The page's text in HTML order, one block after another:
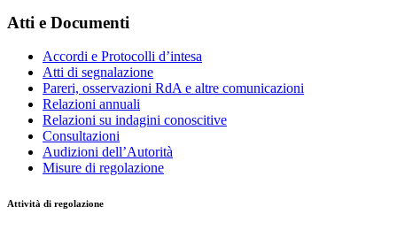
Atti e Documenti
Accordi e Protocolli d’intesa
Atti di segnalazione
Pareri, osservazioni RdA e altre comunicazioni
Relazioni annuali
Relazioni su indagini conoscitive
Consultazioni
Audizioni dell’Autorità
Misure di regolazione
Attività di regolazione